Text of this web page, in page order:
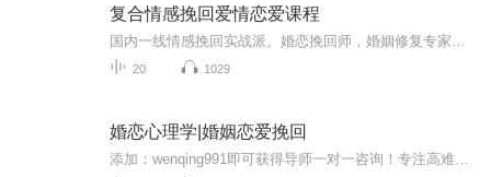
复合情感挽回爱情恋爱课程
20 1029
婚恋心理学|婚姻恋爱挽回